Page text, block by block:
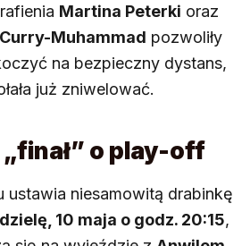
Martina Peterki oraz
Curry-Muhammad pozwoliły
na bezpieczny dystans,
już zniwelować.
o play-off
niesamowitą drabinkę
10 maja o godz. 20:15,